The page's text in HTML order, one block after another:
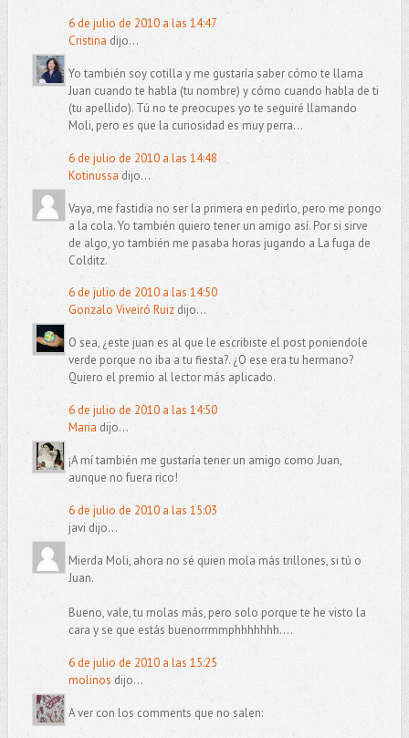
6 de julio de 2010 a las 14:47
Cristina dijo...
Yo también soy cotilla y me gustaría saber cómo te llama
Juan cuando te habla (tu nombre) y cómo cuando habla de ti
(tu apellido). Tú no te preocupes yo te seguiré llamando
Moli, pero es que la curiosidad es muy perra...
6 de julio de 2010 a las 14:48
Kotinussa dijo...
Vaya, me fastidia no ser la primera en pedirlo, pero me pongo
a la cola. Yo también quiero tener un amigo así. Por si sirve
de algo, yo también me pasaba horas jugando a La fuga de
Colditz.
6 de julio de 2010 a las 14:50
Gonzalo Viveiró Ruizdijo...
O sea, ¿este juan es al que le escribiste el post poniendole
verde porque no iba a tu fiesta?. ¿O ese era tu hermano?
Quiero el premio al lector más aplicado.
6 de julio de 2010 a las 14:50
Maria dijo...
¡A mí también me gustaría tener un amigo como Juan,
aunque no fuera rico!
6 de julio de 2010 a las 15:03
javi dijo...
Mierda Moli, ahora no sé quien mola más trillones, si tú o
Juan.
Bueno, vale, tu molas más, pero solo porque te he visto la
cara y se que estás buenorrmmphhhhhhh....
6 de julio de 2010 a las 15:25
molinos dijo...
A ver con los comments que no salen: